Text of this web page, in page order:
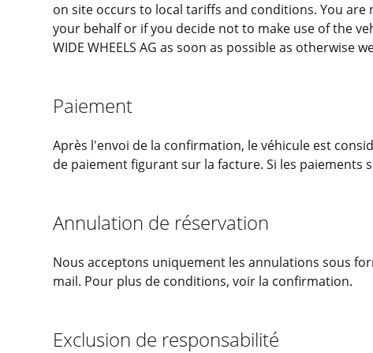
on site occurs to local tariffs and conditions. You
your behalf or if you decide not to make use of the
WIDE WHEELS AG as soon as possible as otherwise
Paiement
Après l'envoi de la confirmation, le véhicule est
de paiement figurant sur la facture. Si les
Annulation de réservation
Nous acceptons uniquement les annulations sous
mail. Pour plus de conditions, voir la confirmation.
Exclusion de responsabilité